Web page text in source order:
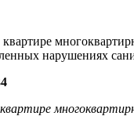
нарушениях